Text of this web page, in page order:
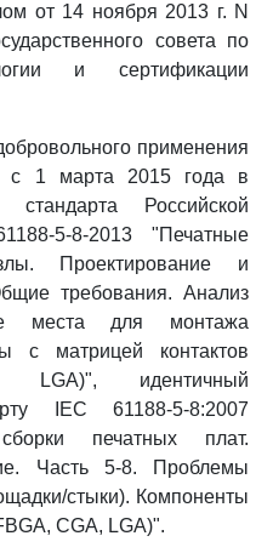
от 14 ноября 2013 г. N
совета по
и сертификации
применения
с 1 марта 2015 года в
стандарта Российской
5-8-2013 "Печатные
Проектирование и
требования. Анализ
места для монтажа
с матрицей контактов
идентичный
IEC 61188-5-8:2007
печатных плат.
Часть 5-8. Проблемы
стыки). Компоненты
CGA, LGA)".